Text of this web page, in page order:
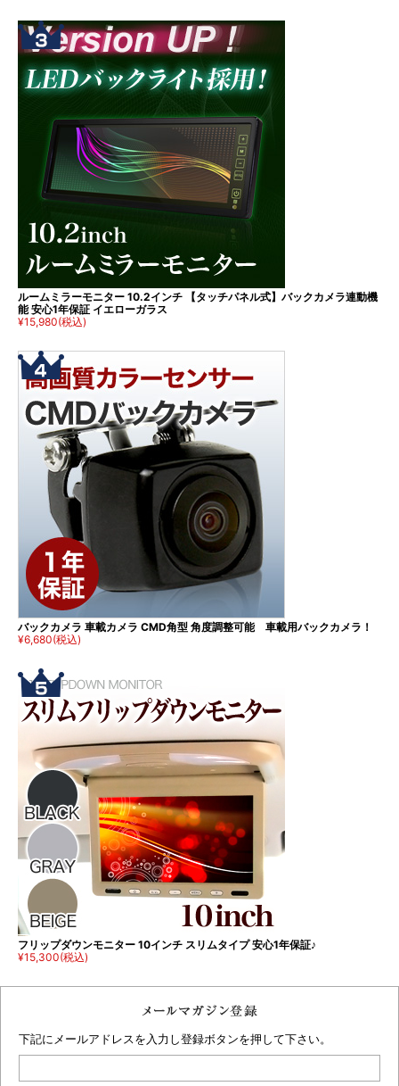
ルームミラーモニター 10.2インチ 【タッチパネル式】バックカメラ連動機
能 安心1年保証 イエローガラス
¥15,980(税込)
バックカメラ 車載カメラ CMD角型 角度調整可能 車載用バックカメラ！
¥6,680(税込)
フリップダウンモニター 10インチ スリムタイプ 安心1年保証♪
¥15,300(税込)
下記にメールアドレスを入力し登録ボタンを押して下さい。